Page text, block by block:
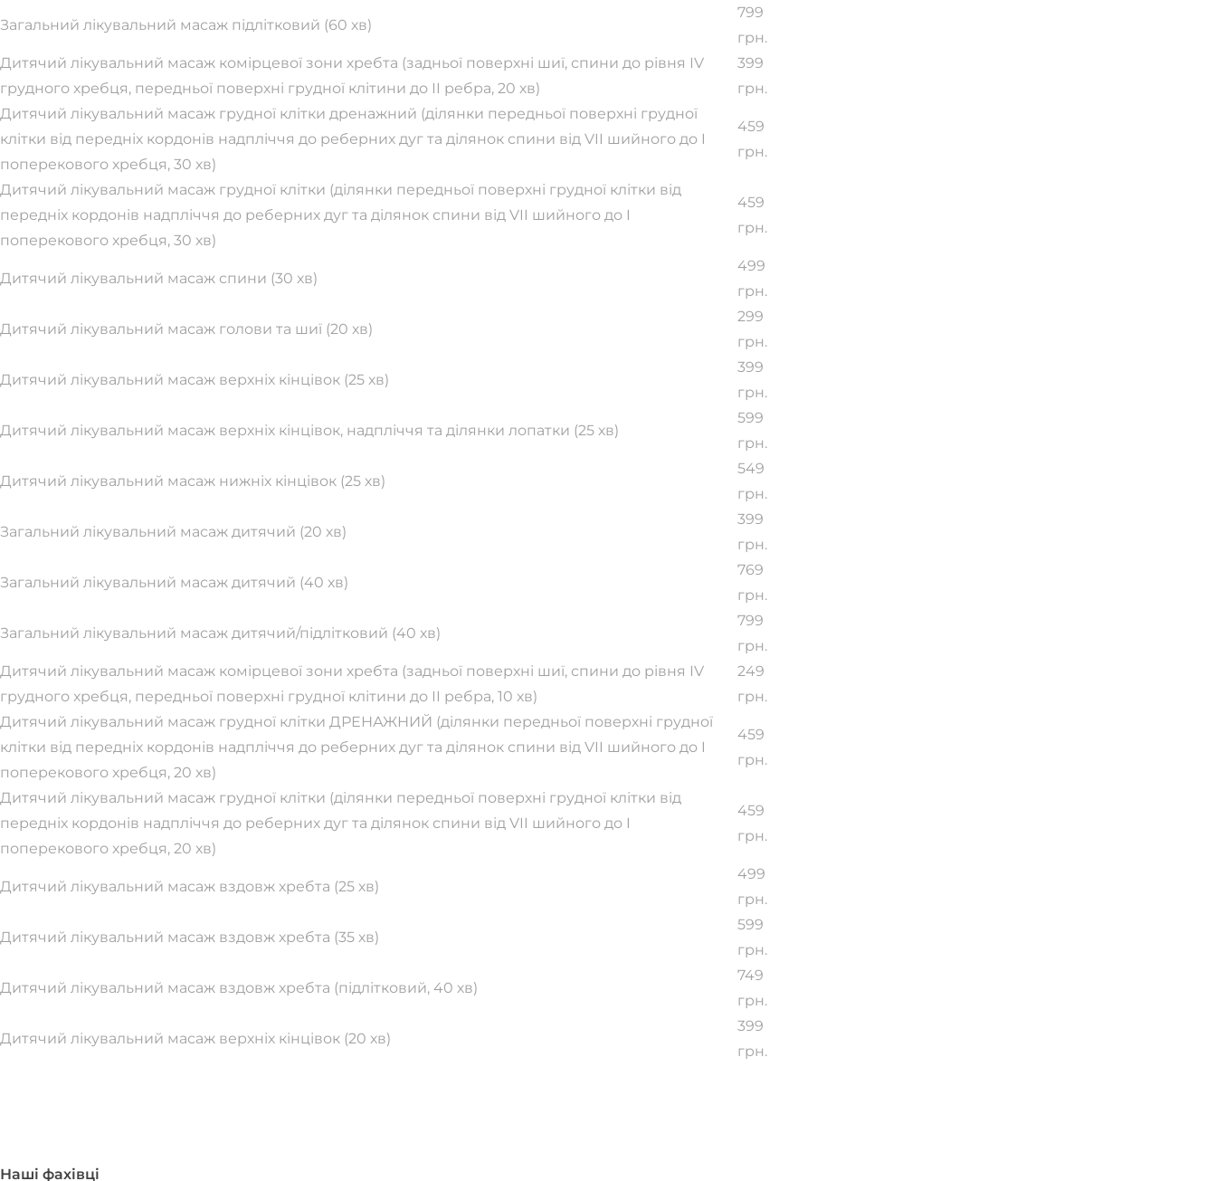
Загальний лікувальний масаж підлітковий (60 хв)
799
грн.
Дитячий лікувальний масаж комірцевої зони хребта (задньої поверхні шиї, спини до рівня ІV
грудного хребця, передньої поверхні грудної клітини до ІI ребра, 20 хв)
399
грн.
Дитячий лікувальний масаж грудної клітки дренажний (ділянки передньої поверхні грудної
клітки від передніх кордонів надпліччя до реберних дуг та ділянок спини від VII шийного до I
поперекового хребця, 30 хв)
459
грн.
Дитячий лікувальний масаж грудної клітки (ділянки передньої поверхні грудної клітки від
передніх кордонів надпліччя до реберних дуг та ділянок спини від VII шийного до I
поперекового хребця, 30 хв)
459
грн.
Дитячий лікувальний масаж спини (30 хв)
499
грн.
Дитячий лікувальний масаж голови та шиї (20 хв)
299
грн.
Дитячий лікувальний масаж верхніх кінцівок (25 хв)
399
грн.
Дитячий лікувальний масаж верхніх кінцівок, надпліччя та ділянки лопатки (25 хв)
599
грн.
Дитячий лікувальний масаж нижніх кінцівок (25 хв)
549
грн.
Загальний лікувальний масаж дитячий (20 хв)
399
грн.
Загальний лікувальний масаж дитячий (40 хв)
769
грн.
Загальний лікувальний масаж дитячий/підлітковий (40 хв)
799
грн.
Дитячий лікувальний масаж комірцевої зони хребта (задньої поверхні шиї, спини до рівня ІV
грудного хребця, передньої поверхні грудної клітини до ІI ребра, 10 хв)
249
грн.
Дитячий лікувальний масаж грудної клітки ДРЕНАЖНИЙ (ділянки передньої поверхні грудної
клітки від передніх кордонів надпліччя до реберних дуг та ділянок спини від VII шийного до I
поперекового хребця, 20 хв)
459
грн.
Дитячий лікувальний масаж грудної клітки (ділянки передньої поверхні грудної клітки від
передніх кордонів надпліччя до реберних дуг та ділянок спини від VII шийного до I
поперекового хребця, 20 хв)
459
грн.
Дитячий лікувальний масаж вздовж хребта (25 хв)
499
грн.
Дитячий лікувальний масаж вздовж хребта (35 хв)
599
грн.
Дитячий лікувальний масаж вздовж хребта (підлітковий, 40 хв)
749
грн.
Дитячий лікувальний масаж верхніх кінцівок (20 хв)
399
грн.
Наші фахівці